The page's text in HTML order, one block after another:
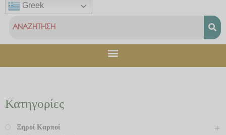
Greek
Κατηγορίες
Ξηροί Καρποί